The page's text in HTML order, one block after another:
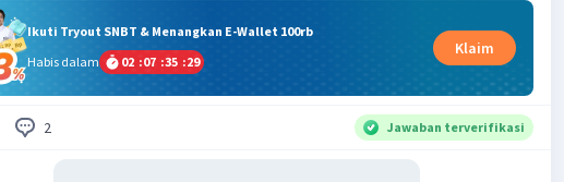
Ikuti Tryout SNBT & Menangkan E-Wallet 100rb
Habis dalam
02 :07 :35 :29
Klaim
2 Jawaban terverifikasi